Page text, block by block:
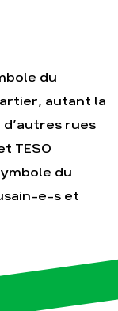
– Énergie
du
autant la
rues
TESO
du
e-s et